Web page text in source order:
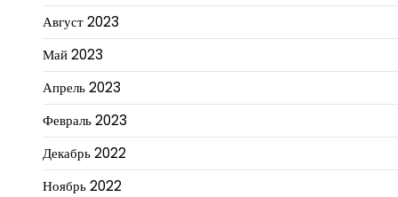
Август 2023
Май 2023
Апрель 2023
Февраль 2023
Декабрь 2022
Ноябрь 2022